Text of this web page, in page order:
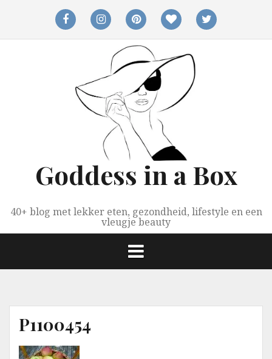
facebookinstagrampinterestbloglovintwitter
Goddess in a Box
40+ blog met lekker eten, gezondheid, lifestyle en een
vleugje beauty
P1100454